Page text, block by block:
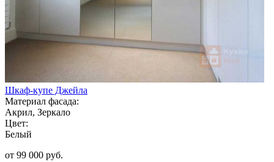
Шкаф-купе Джейла
Материал фасада:
Акрил, Зеркало
Цвет:
Белый
от 99 000 руб.